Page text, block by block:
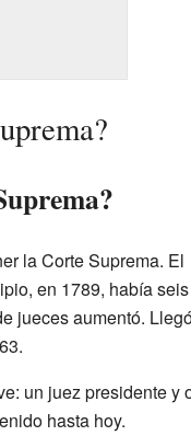
la Corte Suprema. El
en 1789, había seis
jueces aumentó.
un juez presidente y
hasta hoy.